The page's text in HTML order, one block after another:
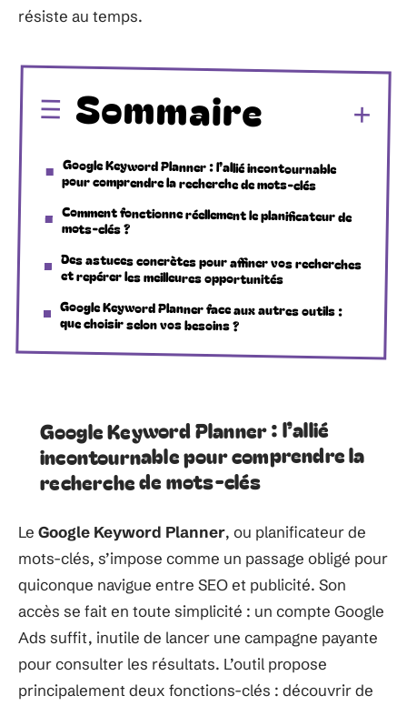
résiste au temps.
Sommaire
Google Keyword Planner : l’allié incontournable
pour comprendre la recherche de mots-clés
Comment fonctionne réellement le planificateur de
mots-clés ?
Des astuces concrètes pour affiner vos recherches
et repérer les meilleures opportunités
Google Keyword Planner face aux autres outils :
que choisir selon vos besoins ?
Google Keyword Planner : l’allié
incontournable pour comprendre la
recherche de mots-clés
Le Google Keyword Planner, ou planificateur de
mots-clés, s’impose comme un passage obligé pour
quiconque navigue entre SEO et publicité. Son
accès se fait en toute simplicité : un compte Google
Ads suffit, inutile de lancer une campagne payante
pour consulter les résultats. L’outil propose
principalement deux fonctions-clés : découvrir de